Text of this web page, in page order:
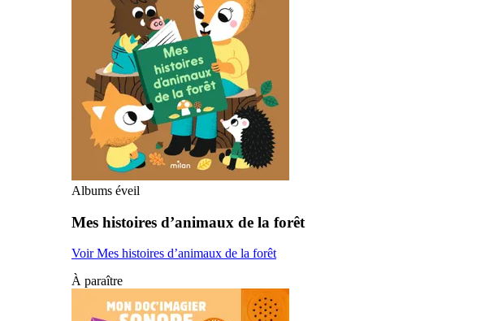
Albums éveil
Mes histoires d’animaux de la forêt
Voir Mes histoires d’animaux de la forêt
À paraître